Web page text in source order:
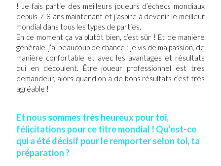
! Je fais partie des meilleurs joueurs d’échecs mondiaux
depuis 7-8 ans maintenant et j’aspire à devenir le meilleur
mondial dans tous les types de parties.
En ce moment ça va plutôt bien, c’est sûr ! Et de manière
générale, j’ai beaucoup de chance : je vis de ma passion, de
manière confortable et avec les avantages et résultats
qui en découlent. Être joueur professionnel est très
demandeur, alors quand on a de bons résultats c’est très
agréable ! "
Et nous sommes très heureux pour toi,
félicitations pour ce titre mondial ! Qu’est-ce
qui a été décisif pour le remporter selon toi, ta
préparation ?